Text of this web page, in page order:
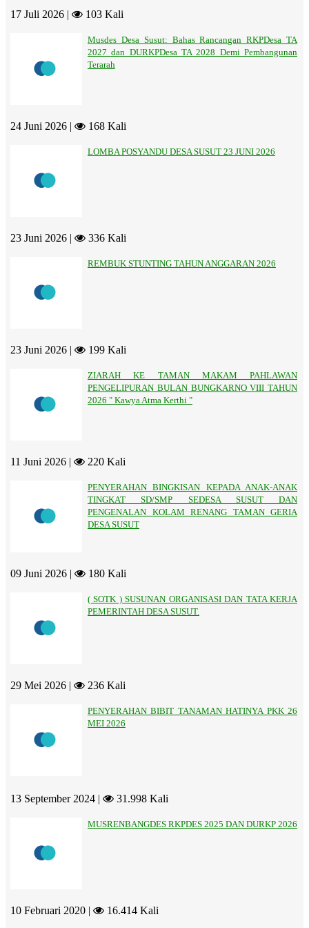
17 Juli 2026 | 103 Kali
Musdes Desa Susut: Bahas Rancangan RKPDesa TA
2027 dan DURKPDesa TA 2028 Demi Pembangunan
Terarah
24 Juni 2026 | 168 Kali
LOMBA POSYANDU DESA SUSUT 23 JUNI 2026
23 Juni 2026 | 336 Kali
REMBUK STUNTING TAHUN ANGGARAN 2026
23 Juni 2026 | 199 Kali
ZIARAH KE TAMAN MAKAM PAHLAWAN
PENGELIPURAN BULAN BUNGKARNO VIII TAHUN
2026 " Kawya Atma Kerthi "
11 Juni 2026 | 220 Kali
PENYERAHAN BINGKISAN KEPADA ANAK-ANAK
TINGKAT SD/SMP SEDESA SUSUT DAN
PENGENALAN KOLAM RENANG TAMAN GERIA
DESA SUSUT
09 Juni 2026 | 180 Kali
( SOTK ) SUSUNAN ORGANISASI DAN TATA KERJA
PEMERINTAH DESA SUSUT.
29 Mei 2026 | 236 Kali
PENYERAHAN BIBIT TANAMAN HATINYA PKK 26
MEI 2026
13 September 2024 | 31.998 Kali
MUSRENBANGDES RKPDES 2025 DAN DURKP 2026
10 Februari 2020 | 16.414 Kali